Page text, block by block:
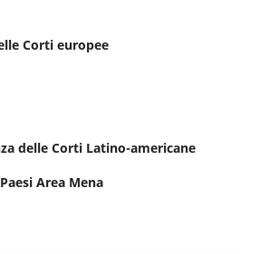
Corti europee
delle Corti Latino-americane
Area Mena